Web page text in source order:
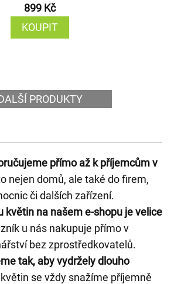
899 Kč
KOUPIT
PRODUKTY
přímo až k příjemcům v
nejen domů, ale také do firem,
či dalších zařízení.
květin na našem e-shopu je velice
u nás nakupuje přímo v
bez zprostředkovatelů.
tak, aby vydržely dlouho
se vždy snažíme příjemně